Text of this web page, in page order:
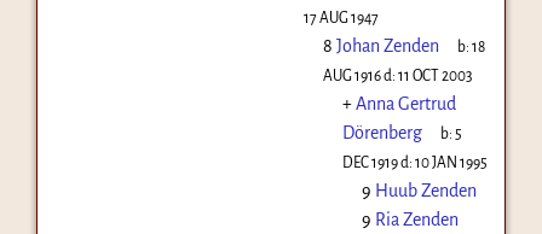
17 AUG 1947
8 Johan Zenden b:18
AUG 1916d: 11 OCT 2003
+Anna Gertrud
Dörenberg
b: 5
DEC 1919d: 10 JAN 1995
9 Huub Zenden
9 Ria Zenden